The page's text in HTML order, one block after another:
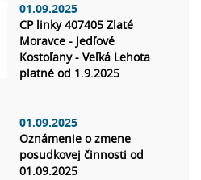
01.09.2025
CP linky 407405 Zlaté
Moravce - Jedľové
Kostoľany - Veľká Lehota
platné od 1.9.2025
01.09.2025
Oznámenie o zmene
posudkovej činnosti od
01.09.2025